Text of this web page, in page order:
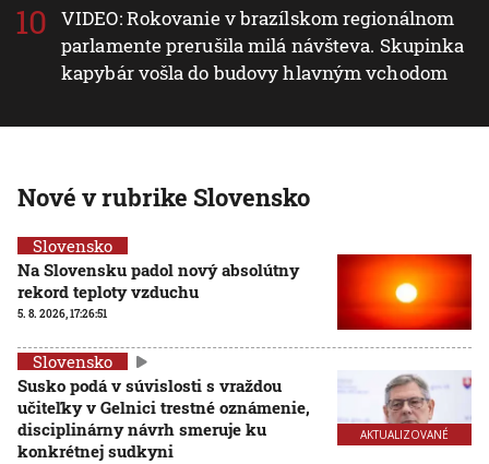
VIDEO: Rokovanie v brazílskom regionálnom
parlamente prerušila milá návšteva. Skupinka
kapybár vošla do budovy hlavným vchodom
Nové v rubrike Slovensko
Slovensko
Na Slovensku padol nový absolútny
rekord teploty vzduchu
5. 8. 2026, 17:26:51
AKTUALIZOVANÉ
Slovensko
Susko podá v súvislosti s vraždou
učiteľky v Gelnici trestné oznámenie,
disciplinárny návrh smeruje ku
konkrétnej sudkyni